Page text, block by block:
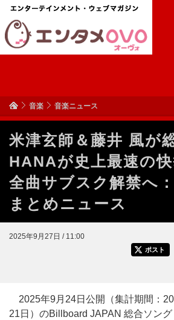
音楽 音楽ニュース
米津玄師＆藤井 風が
HANAが史上最速の
全曲サブスク解禁へ
まとめニュース
2025年9月27日 / 11:00
ポスト
2025年9月24日公開（集計期間：
21日）のBillboard JAPAN 総合ソング